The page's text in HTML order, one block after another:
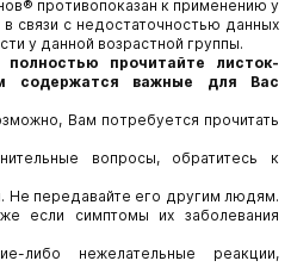
противопоказан к применению у
связи с недостаточностью данных
у данной возрастной группы.
прочитайте листок-
содержатся важные для Вас
Вам потребуется прочитать
вопросы, обратитесь к
Не передавайте его другим людям.
если симптомы их заболевания
либо нежелательные реакции,